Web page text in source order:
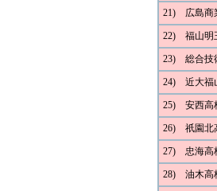
21) 広島商
22) 福山明
23) 総合技
24) 近大福
25) 安西
26) 祇園北
27) 忠海
28) 油木